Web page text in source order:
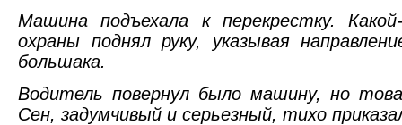
Машина подъехала к перекрестку.
охраны поднял руку, указывая
большака.
Водитель повернул было машину, но
Сен, задумчивый и серьезный, тихо